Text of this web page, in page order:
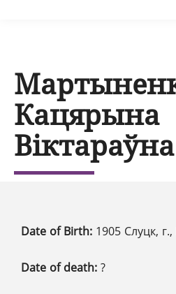
Кацярына
Віктараўна
Date of Birth: 1905 Слуцк,
Date of death: ?